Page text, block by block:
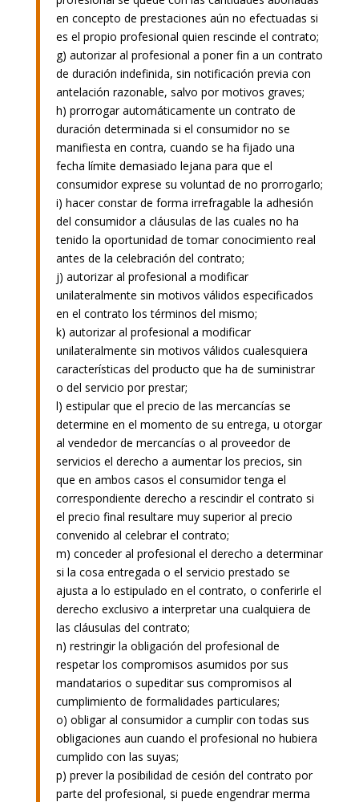
en concepto de prestaciones aún no efectuadas si
es el propio profesional quien rescinde el contrato;
g) autorizar al profesional a poner fin a un contrato
de duración indefinida, sin notificación previa con
antelación razonable, salvo por motivos graves;
h) prorrogar automáticamente un contrato de
duración determinada si el consumidor no se
manifiesta en contra, cuando se ha fijado una
fecha límite demasiado lejana para que el
consumidor exprese su voluntad de no prorrogarlo;
i) hacer constar de forma irrefragable la adhesión
del consumidor a cláusulas de las cuales no ha
tenido la oportunidad de tomar conocimiento real
antes de la celebración del contrato;
j) autorizar al profesional a modificar
unilateralmente sin motivos válidos especificados
en el contrato los términos del mismo;
k) autorizar al profesional a modificar
unilateralmente sin motivos válidos cualesquiera
características del producto que ha de suministrar
o del servicio por prestar;
l) estipular que el precio de las mercancías se
determine en el momento de su entrega, u otorgar
al vendedor de mercancías o al proveedor de
servicios el derecho a aumentar los precios, sin
que en ambos casos el consumidor tenga el
correspondiente derecho a rescindir el contrato si
el precio final resultare muy superior al precio
convenido al celebrar el contrato;
m) conceder al profesional el derecho a determinar
si la cosa entregada o el servicio prestado se
ajusta a lo estipulado en el contrato, o conferirle el
derecho exclusivo a interpretar una cualquiera de
las cláusulas del contrato;
n) restringir la obligación del profesional de
respetar los compromisos asumidos por sus
mandatarios o supeditar sus compromisos al
cumplimiento de formalidades particulares;
o) obligar al consumidor a cumplir con todas sus
obligaciones aun cuando el profesional no hubiera
cumplido con las suyas;
p) prever la posibilidad de cesión del contrato por
parte del profesional, si puede engendrar merma